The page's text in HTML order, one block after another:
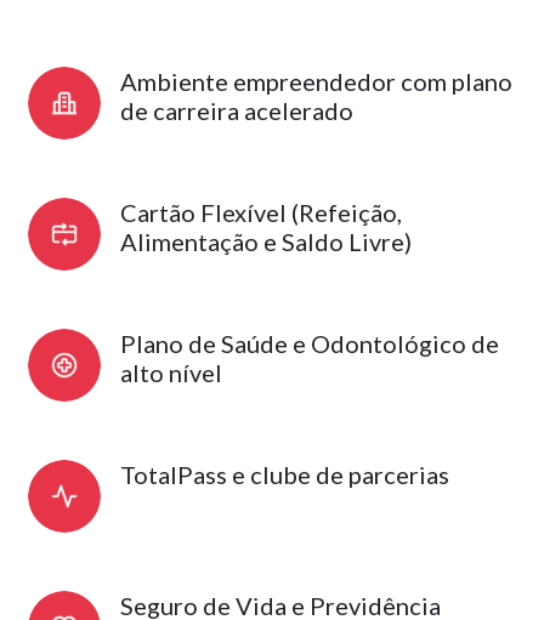
Ambiente empreendedor com plano
de carreira acelerado
Cartão Flexível (Refeição,
Alimentação e Saldo Livre)
Plano de Saúde e Odontológico de
alto nível
TotalPass e clube de parcerias
Seguro de Vida e Previdência